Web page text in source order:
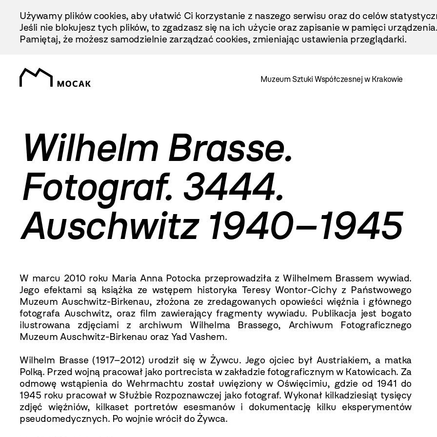
Treści
Używamy plików cookies, aby ułatwić Ci korzystanie z naszego serwisu oraz do celów
Jeśli nie blokujesz tych plików, to zgadzasz się na ich użycie oraz zapisanie w pamięci urządzenia.
Pamiętaj, że możesz samodzielnie zarządzać cookies, zmieniając ustawienia przeglądarki.
Muzeum Sztuki Współczesnej w Krakowie
Wilhelm Brasse.
Fotograf. 3444.
Auschwitz 1940–1945
W marcu 2010 roku Maria Anna Potocka przeprowadziła z Wilhelmem Brassem wywiad.
Jego efektami są książka ze wstępem historyka Teresy Wontor-Cichy z Państwowego
Muzeum Auschwitz-Birkenau, złożona ze zredagowanych opowieści więźnia i głównego
fotografa Auschwitz, oraz film zawierający fragmenty wywiadu. Publikacja jest bogato
ilustrowana zdjęciami z archiwum Wilhelma Brassego, Archiwum Fotograficznego
Muzeum Auschwitz-Birkenau oraz Yad Vashem.
Wilhelm Brasse (1917–2012) urodził się w Żywcu. Jego ojciec był Austriakiem, a matka
Polką. Przed wojną pracował jako portrecista w zakładzie fotograficznym w Katowicach. Za
odmowę wstąpienia do Wehrmachtu został uwięziony w Oświęcimiu, gdzie od 1941 do
1945 roku pracował w Służbie Rozpoznawczej jako fotograf. Wykonał kilkadziesiąt tysięcy
zdjęć więźniów, kilkaset portretów esesmanów i dokumentację kilku eksperymentów
pseudomedycznych. Po wojnie wrócił do Żywca.